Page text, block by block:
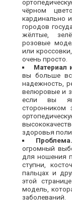
чёрном
кардинально
городов
жёлтые,
розовые
или
очень просто.
Материал
вы больше
надежность,
велюровые и
если вы
сторонником
здоровья
Проблема.
огромный
для ношения
ступни,
пальцах и
этой
модель,
заболеваний.